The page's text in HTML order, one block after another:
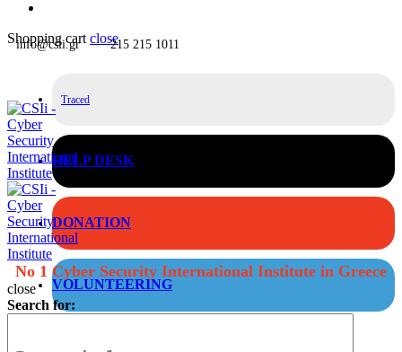
Shopping cart close
info@csii.gr 215 215 1011
Traced
HELP DESK
DONATION
VOLUNTEERING
No 1 Cyber Security International Institute in Greece
close
Search for: